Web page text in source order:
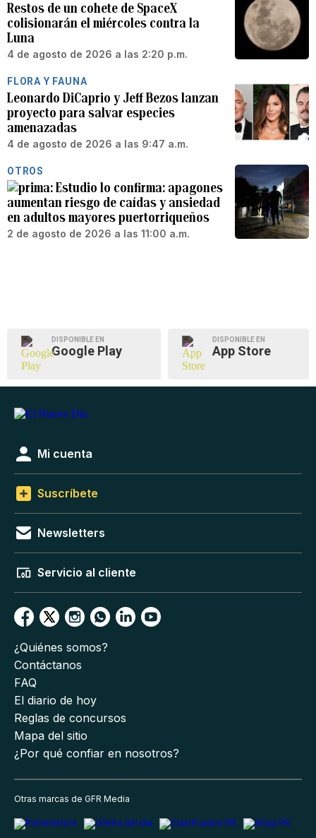
Restos de un cohete de SpaceX
colisionarán el miércoles contra la
Luna
4 de agosto de 2026 a las 2:20 p.m.
FLORA Y FAUNA
Leonardo DiCaprio y Jeff Bezos lanzan
proyecto para salvar especies
amenazadas
4 de agosto de 2026 a las 9:47 a.m.
OTROS
Estudio lo confirma: apagones
aumentan riesgo de caídas y ansiedad
en adultos mayores puertorriqueños
2 de agosto de 2026 a las 11:00 a.m.
DISPONIBLE EN
Google Play
DISPONIBLE EN
App Store
Mi cuenta
Suscríbete
Newsletters
Servicio al cliente
¿Quiénes somos?
Contáctanos
FAQ
El diario de hoy
Reglas de concursos
Mapa del sitio
¿Por qué confiar en nosotros?
Otras marcas de GFR Media